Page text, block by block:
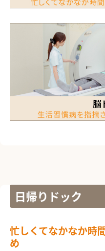
日帰りドック
忙しくてなかなか時
め